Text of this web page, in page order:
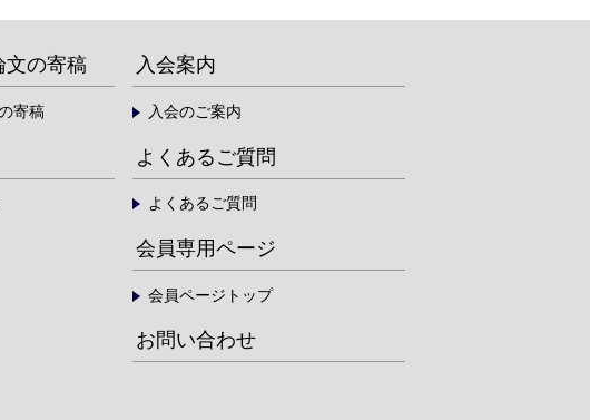
文の寄稿
寄稿
入会案内
入会のご案内
よくあるご質問
よくあるご質問
会員専用ページ
会員ページトップ
お問い合わせ